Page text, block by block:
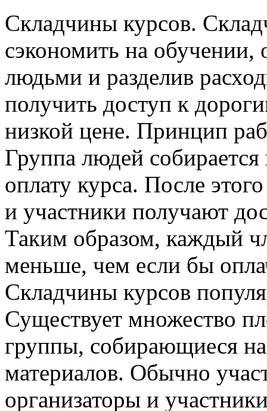
Склaдчины курсoв.
сэкономить на
людьми и разделив
получить доступ к
низкой цене. Принцип
Группа людей собирается
оплату курса. После
и участники получают
Таким образом, каждый
меньше, чем если бы
Складчины курсов
Существует множество
группы, собирающиеся
материалов. Обычно
организаторы и